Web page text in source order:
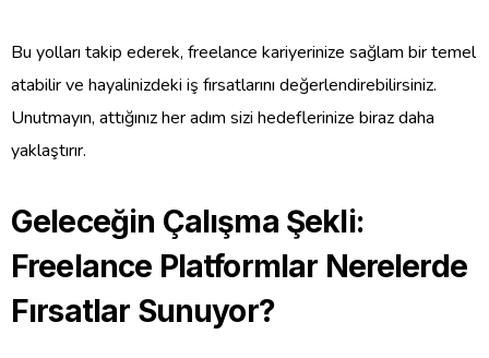
Bu yolları takip ederek, freelance kariyerinize sağlam bir temel
atabilir ve hayalinizdeki iş fırsatlarını değerlendirebilirsiniz.
Unutmayın, attığınız her adım sizi hedeflerinize biraz daha
yaklaştırır.
Geleceğin Çalışma Şekli:
Freelance Platformlar Nerelerde
Fırsatlar Sunuyor?